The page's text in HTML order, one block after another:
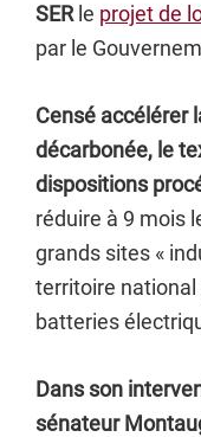
SER le projet de
par le
Censé accélérer
décarbonée, le
dispositions
réduire à 9 mois
grands sites «
territoire
batteries
Dans son
sénateur